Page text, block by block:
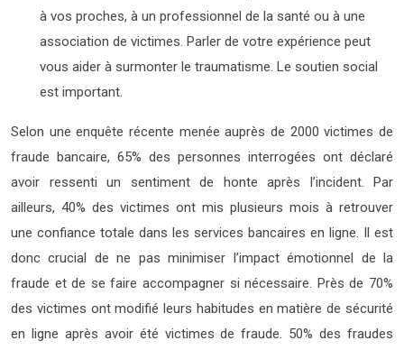
à vos proches, à un professionnel de la santé ou à une
association de victimes. Parler de votre expérience peut
vous aider à surmonter le traumatisme. Le soutien social
est important.
Selon une enquête récente menée auprès de 2000 victimes de
fraude bancaire, 65% des personnes interrogées ont déclaré
avoir ressenti un sentiment de honte après l’incident. Par
ailleurs, 40% des victimes ont mis plusieurs mois à retrouver
une confiance totale dans les services bancaires en ligne. Il est
donc crucial de ne pas minimiser l’impact émotionnel de la
fraude et de se faire accompagner si nécessaire. Près de 70%
des victimes ont modifié leurs habitudes en matière de sécurité
en ligne après avoir été victimes de fraude. 50% des fraudes